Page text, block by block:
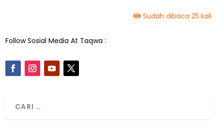
Sudah dibaca 25 kali
Follow Sosial Media At Taqwa :